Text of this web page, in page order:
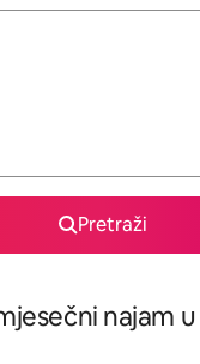
Pretraži
najam